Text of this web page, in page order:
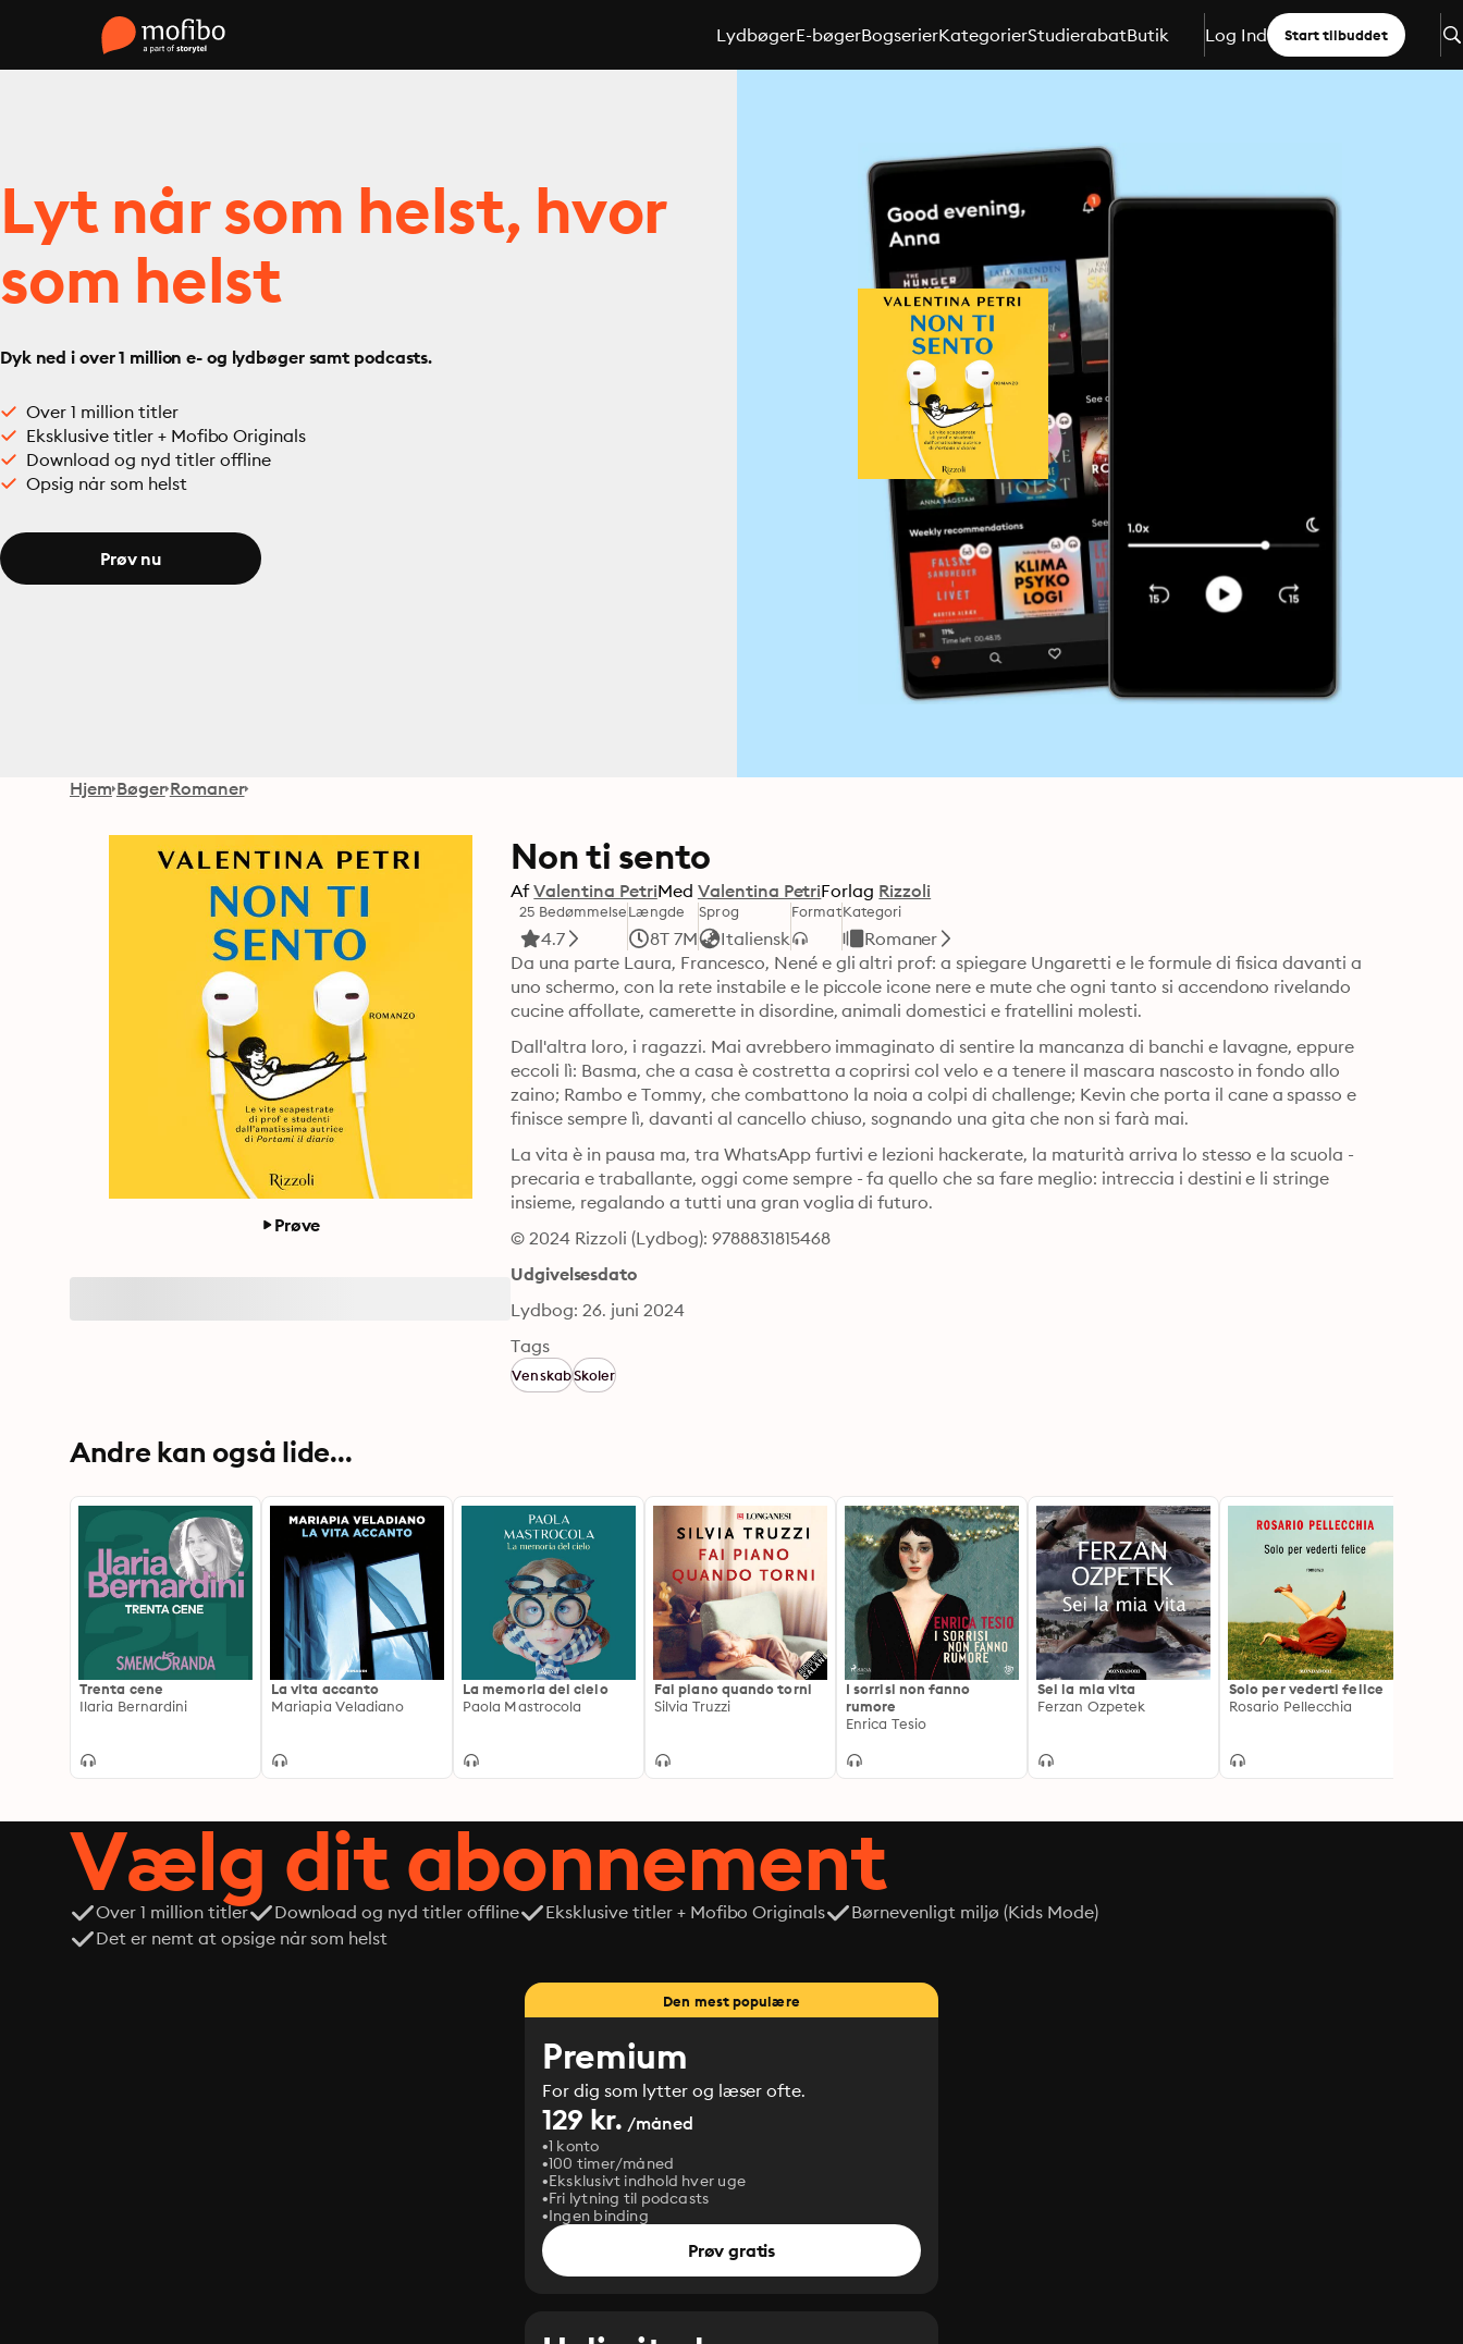
LydbøgerE-bøgerBogserierKategorierStudierabatButik Log Ind Start tilbuddet
Lyt når som helst, hvor
som helst
Dyk ned i over 1 million e- og lydbøger samt podcasts.
Over 1 million titler
Eksklusive titler + Mofibo Originals
Download og nyd titler offline
Opsig når som helst
Prøv nu
Hjem Bøger Romaner
Prøve
Non ti sento
Af Valentina PetriMed Valentina PetriForlag Rizzoli
25 Bedømmelse
4.7
Længde
8T 7M
Sprog
Italiensk
FormatKategori
Romaner
Da una parte Laura, Francesco, Nené e gli altri prof: a spiegare Ungaretti e le formule di fisica davanti a
uno schermo, con la rete instabile e le piccole icone nere e mute che ogni tanto si accendono rivelando
Dall'altra loro, i ragazzi. Mai avrebbero immaginato di sentire la mancanza di banchi e lavagne, eppure
eccoli lì: Basma, che a casa è costretta a coprirsi col velo e a tenere il mascara nascosto in fondo allo
zaino; Rambo e Tommy, che combattono la noia a colpi di challenge; Kevin che porta il cane a spasso e
finisce sempre lì, davanti al cancello chiuso, sognando una gita che non si farà mai.
La vita è in pausa ma, tra WhatsApp furtivi e lezioni hackerate, la maturità arriva lo stesso e la scuola -
precaria e traballante, oggi come sempre - fa quello che sa fare meglio: intreccia i destini e li stringe
insieme, regalando a tutti una gran voglia di futuro.
© 2024 Rizzoli (Lydbog): 9788831815468
Udgivelsesdato
Lydbog: 26. juni 2024
Tags
VenskabSkoler
Andre kan også lide...
Trenta cene
Ilaria Bernardini
La vita accanto
Mariapia Veladiano
La memoria del cielo
Paola Mastrocola
Fai piano quando torni
Silvia Truzzi
I sorrisi non fanno
rumore
Enrica Tesio
Sei la mia vita
Ferzan Ozpetek
Solo per vederti felice
Rosario Pellecchia
Vælg dit abonnement
Over 1 million titler Download og nyd titler offline Eksklusive titler + Mofibo Originals
Børnevenligt miljø (Kids Mode)
Det er nemt at opsige når som helst
Den mest populære
Premium
For dig som lytter og læser ofte.
129 kr. /måned
1 konto
100 timer/måned
Eksklusivt indhold hver uge
Fri lytning til podcasts
Ingen binding
Prøv gratis